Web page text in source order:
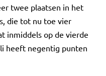
twee plaatsen in het
die tot nu toe vier
inmiddels op de vierde
heeft negentig punten